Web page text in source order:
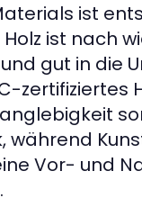
ist
ist nach
gut in die
zertifiziertes
während
Vor- und